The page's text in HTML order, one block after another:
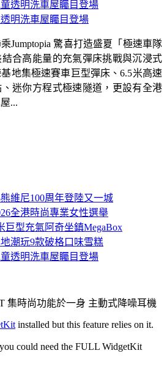
透明洗車屋矚目登場
Jumptopia 驚喜打造盛夏「極速車隊
合高能量的充氣彈床挑戰與沉浸式
地集極速賽車巨型彈床、6.5米高速
迷你方程式極速隧道，更設有全港
...
集時尚功能於一身 主動式降噪耳機
installed but this feature relies on it.
could need the FULL WidgetKit